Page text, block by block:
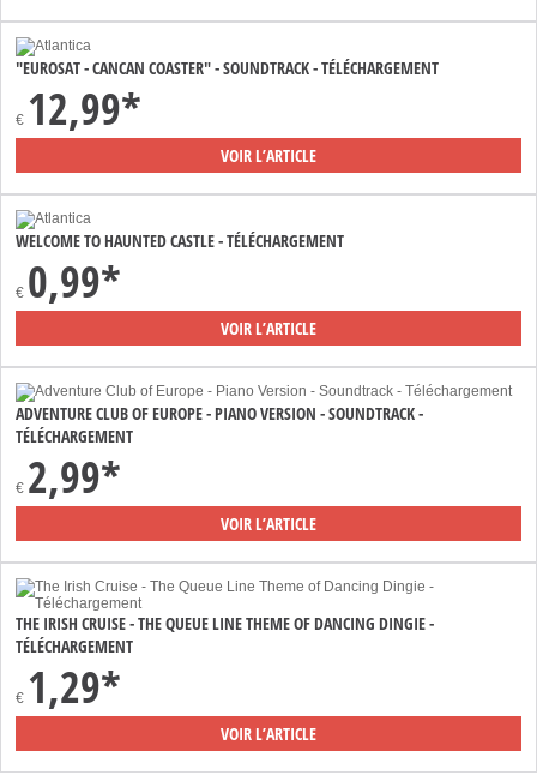
"EUROSAT - CANCAN COASTER" - SOUNDTRACK - TÉLÉCHARGEMENT
€ 12,99*
VOIR L’ARTICLE
WELCOME TO HAUNTED CASTLE - TÉLÉCHARGEMENT
€ 0,99*
VOIR L’ARTICLE
ADVENTURE CLUB OF EUROPE - PIANO VERSION - SOUNDTRACK -
TÉLÉCHARGEMENT
€ 2,99*
VOIR L’ARTICLE
THE IRISH CRUISE - THE QUEUE LINE THEME OF DANCING DINGIE -
TÉLÉCHARGEMENT
€ 1,29*
VOIR L’ARTICLE